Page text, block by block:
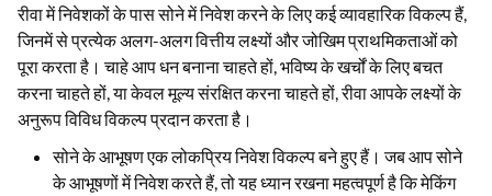
रीवा में निवेशकों के पास सोने में निवेश करने के लिए कई व्यावहारिक विकल्प हैं,
जिनमें से प्रत्येक अलग-अलग वित्तीय लक्ष्यों और जोखिम प्राथमिकताओं को
पूरा करता है। चाहे आप धन बनाना चाहते हों, भविष्य के खर्चों के लिए बचत
करना चाहते हों, या केवल मूल्य संरक्षित करना चाहते हों, रीवा आपके लक्ष्यों के
अनुरूप विविध विकल्प प्रदान करता है।
सोने के आभूषण एक लोकप्रिय निवेश विकल्प बने हुए हैं। जब आप सोने
के आभूषणों में निवेश करते हैं, तो यह ध्यान रखना महत्वपूर्ण है कि मेकिंग